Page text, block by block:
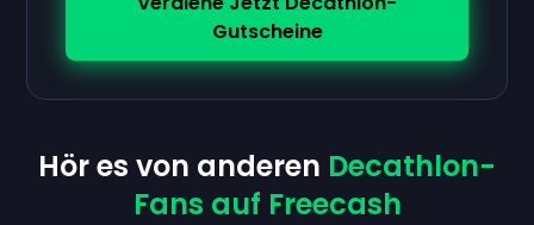
Gutscheine
Hör es von anderen Decathlon-
Fans auf Freecash